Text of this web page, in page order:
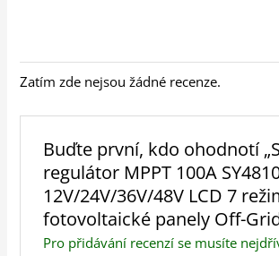
Zatím zde nejsou žádné recenze.
Buďte první, kdo ohodnotí
regulátor MPPT 100A
12V/24V/36V/48V LCD 7
fotovoltaické panely Off-
Pro přidávání recenzí se musíte